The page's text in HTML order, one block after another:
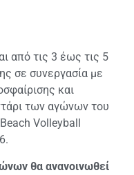
από τις 3 έως τις 5
σε συνεργασία με
και
των αγώνων του
Volleyball
θα ανανοινωθεί